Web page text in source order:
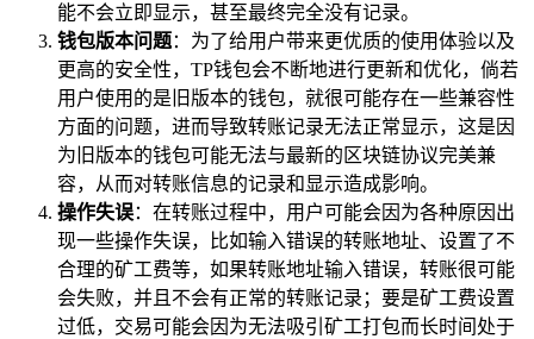
能不会立即显示，甚至最终完全没有记录。
钱包版本问题：为了给用户带来更优质的使用体验以及
更高的安全性，TP钱包会不断地进行更新和优化，倘若
用户使用的是旧版本的钱包，就很可能存在一些兼容性
方面的问题，进而导致转账记录无法正常显示，这是因
为旧版本的钱包可能无法与最新的区块链协议完美兼
容，从而对转账信息的记录和显示造成影响。
操作失误：在转账过程中，用户可能会因为各种原因出
现一些操作失误，比如输入错误的转账地址、设置了不
合理的矿工费等，如果转账地址输入错误，转账很可能
会失败，并且不会有正常的转账记录；要是矿工费设置
过低，交易可能会因为无法吸引矿工打包而长时间处于